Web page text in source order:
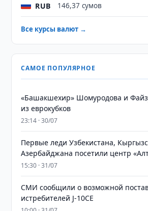
RUB 146,37 сумов
Все курсы валют →
САМОЕ ПОПУЛЯРНОЕ
«Башакшехир» Шомуродова и
из еврокубков
23:14 · 30/07
Первые леди Узбекистана,
Азербайджана посетили центр
15:30 · 31/07
СМИ сообщили о возможной
истребителей J-10CE